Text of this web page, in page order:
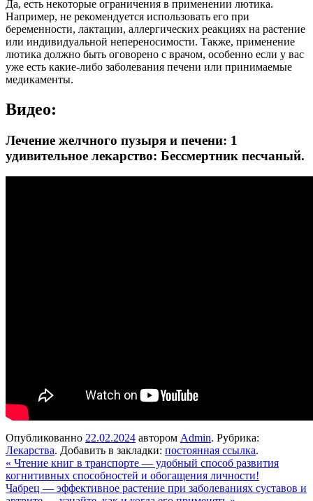
Да, есть некоторые ограничения в применении лютика.
Например, не рекомендуется использовать его при
беременности, лактации, аллергических реакциях на растение
или индивидуальной непереносимости. Также, применение
лютика должно быть оговорено с врачом, особенно если у вас
уже есть какие-либо заболевания печени или принимаемые
медикаменты.
Видео:
Лечение желчного пузыря и печени: 1
удивительное лекарство: Бессмертник песчаный.
Опубликованно 22.02.2024 автором Admin. Рубрика:
Лекарства. Добавить в закладки: постоянная ссылка.
« Чтение книг в транспорте — удобный способ развития
когнитивных способностей и обогащения личности!
Чабрец — эффективное растение при заболеваниях суставов и